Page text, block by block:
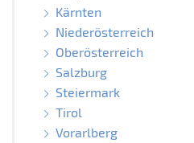
Kärnten
Niederösterreich
Oberösterreich
Salzburg
Steiermark
Tirol
Vorarlberg